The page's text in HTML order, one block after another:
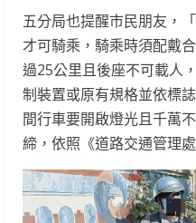
五分局也提醒市民朋友，
才可騎乘，騎乘時須配戴
過25公里且後座不可載人
制裝置或原有規格並依標
間行車要開啟燈光且千萬
締，依照《道路交通管理